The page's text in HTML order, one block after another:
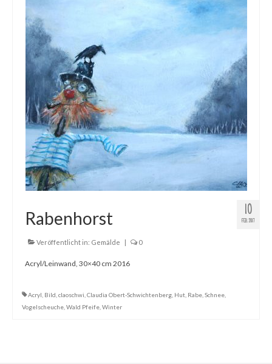
10
FEB. 2017
Rabenhorst
Veröffentlicht in: Gemälde | 0
Acryl/Leinwand, 30×40 cm 2016
Acryl Bild claoschwi Claudia Obert-Schwichtenberg Hut Rabe Schnee
Vogelscheuche Wald Pfeife Winter